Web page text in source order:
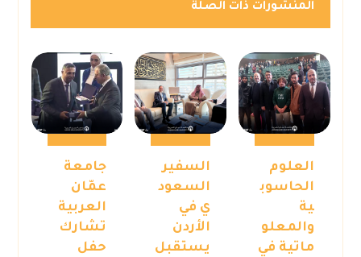
المنشورات ذات الصلة
العلوم
الحاسوب
ية
والمعلو
ماتية في
السفير
السعود
ي في
الأردن
يستقبل
جامعة
عمّان
العربية
تشارك
حفل